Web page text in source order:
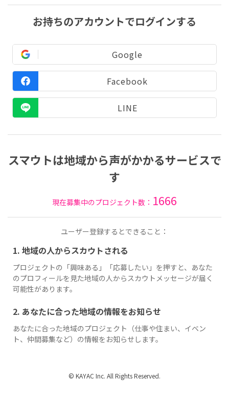
お持ちのアカウントでログインする
Google
Facebook
LINE
スマウトは地域から声がかかるサービスで
す
現在募集中のプロジェクト数： 1666
ユーザー登録するとできること：
1. 地域の人からスカウトされる
プロジェクトの「興味ある」「応募したい」を押すと、あなた
のプロフィールを見た地域の人からスカウトメッセージが届く
可能性があります。
2. あなたに合った地域の情報をお知らせ
あなたに合った地域のプロジェクト（仕事や住まい、イベン
ト、仲間募集など）の情報をお知らせします。
© KAYAC Inc. All Rights Reserved.